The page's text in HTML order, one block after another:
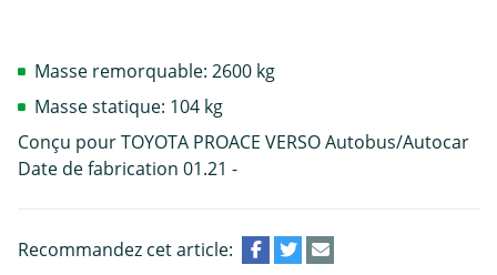
Masse remorquable: 2600 kg
Masse statique: 104 kg
Conçu pour TOYOTA PROACE VERSO Autobus/Autocar
Date de fabrication 01.21 -
Recommandez cet article: